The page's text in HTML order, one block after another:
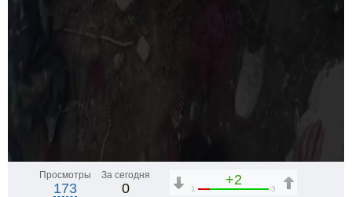
Просмотры
173
За сегодня
0
+2
1 3